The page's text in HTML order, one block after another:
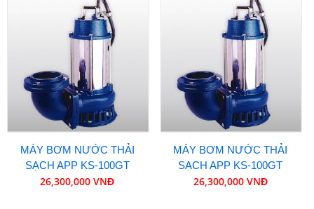
MÁY BƠM NƯỚC THẢI
SẠCH APP KS-100GT
26,300,000 VNĐ
MÁY BƠM NƯỚC THẢI
SẠCH APP KS-100GT
26,300,000 VNĐ